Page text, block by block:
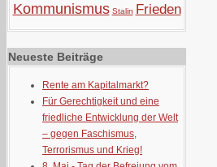
Kommunismus Stalin Frieden
Neueste Beiträge
Rente am Kapitalmarkt?
Für Gerechtigkeit und eine
friedliche Entwicklung der Welt
– gegen Faschismus,
Terrorismus und Krieg!